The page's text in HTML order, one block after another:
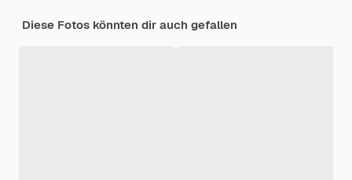
Diese Fotos könnten dir auch gefallen